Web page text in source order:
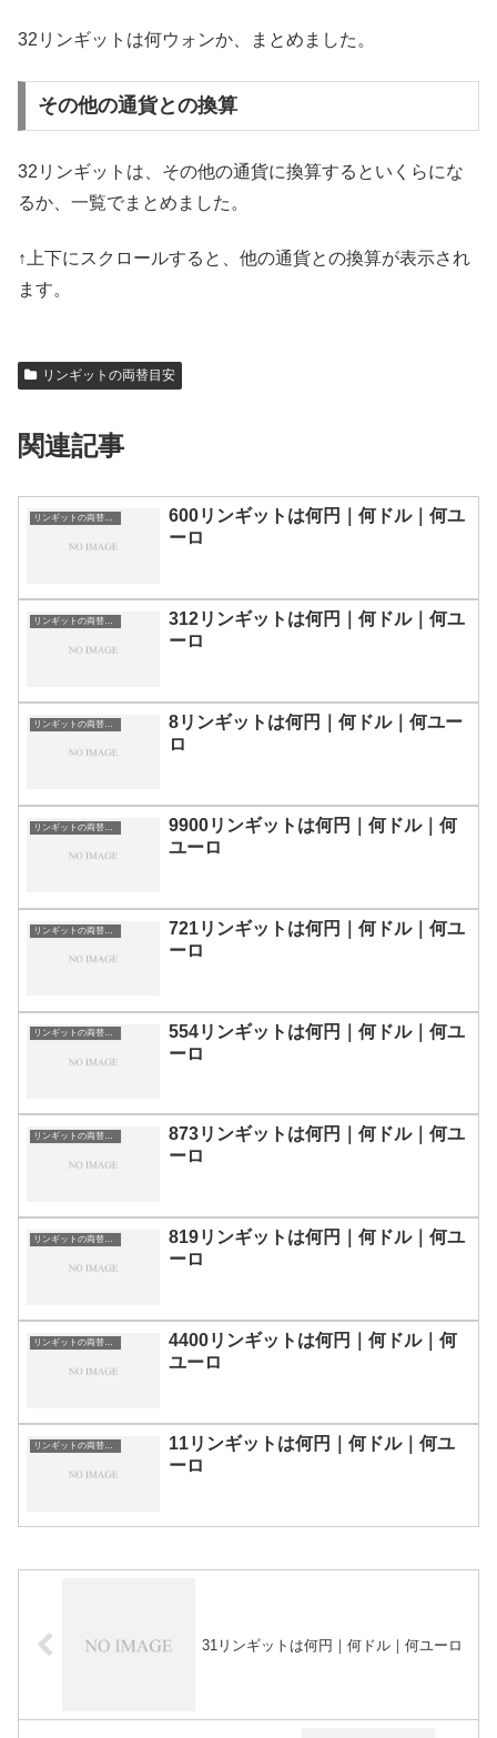
32リンギットは何ウォンか、まとめました。
その他の通貨との換算
32リンギットは、その他の通貨に換算するといくらにな
るか、一覧でまとめました。
↑上下にスクロールすると、他の通貨との換算が表示され
ます。
リンギットの両替目安
関連記事
リンギットの両替目安
600リンギットは何円｜何ドル｜何ユ
ーロ
リンギットの両替目安
312リンギットは何円｜何ドル｜何ユ
ーロ
リンギットの両替目安
8リンギットは何円｜何ドル｜何ユー
ロ
リンギットの両替目安
9900リンギットは何円｜何ドル｜何
ユーロ
リンギットの両替目安
721リンギットは何円｜何ドル｜何ユ
ーロ
リンギットの両替目安
554リンギットは何円｜何ドル｜何ユ
ーロ
リンギットの両替目安
873リンギットは何円｜何ドル｜何ユ
ーロ
リンギットの両替目安
819リンギットは何円｜何ドル｜何ユ
ーロ
リンギットの両替目安
4400リンギットは何円｜何ドル｜何
ユーロ
リンギットの両替目安
11リンギットは何円｜何ドル｜何ユ
ーロ
31リンギットは何円｜何ドル｜何ユーロ